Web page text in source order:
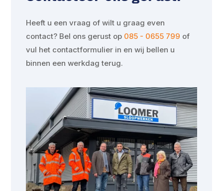
Heeft u een vraag of wilt u graag even
contact? Bel ons gerust op 085 - 0655 799 of
vul het contactformulier in en wij bellen u
binnen een werkdag terug.